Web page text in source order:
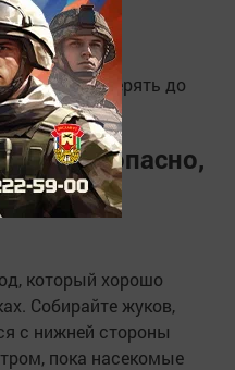
можно потерять до
безопасно,
который хорошо
Собирайте жуков,
с нижней стороны
пока насекомые